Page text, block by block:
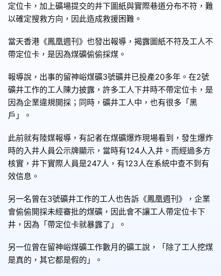
定位卡，加上礦場提交的井下圖紙與實際巷道分布不符，難
以確定搜救方向，因此造成救援困難。
當天香港《鳳凰週刊》也發出報導，揭露圖紙不符及工人不
帶定位卡，是因為煤礦偷偷採煤。
報導說，出事的留神峪煤礦3號礦井已投產20多年。在2號
礦井工作的工人陳力披露，許多工人下井時不帶定位卡，是
因為企業違規開採；同時，礦井工人中，也有很多「黑
戶」。
此前就有陸媒報導，有記者在煤礦爆炸現場看到，發生爆炸
時的入井人員公示牌顯示，當時有124人入井。而經過多方
核實，井下實際人員是247人，有123人在系統中查不到有
效信息。
另一名曾在3號礦井工作的工人也告訴《鳳凰週刊》，企業
會偷偷開採未經審批的煤礦，因此會不讓工人帶定位卡下
井，因為「帶定位卡就暴露了」。
另一位曾在留神峪煤礦工作數月的礦工說，「除了工人挖煤
是真的，其它都是假的」。